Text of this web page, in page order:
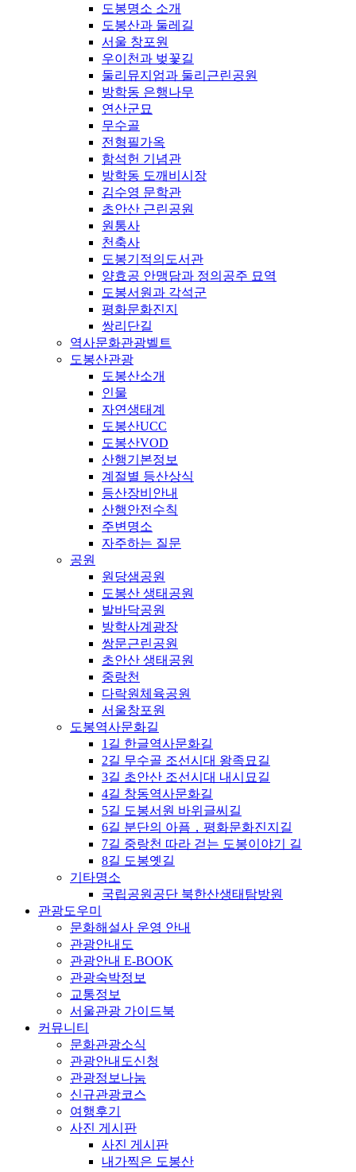
도봉명소 소개
도봉산과 둘레길
서울 창포원
우이천과 벚꽃길
둘리뮤지엄과 둘리근린공원
방학동 은행나무
연산군묘
무수골
전형필가옥
함석헌 기념관
방학동 도깨비시장
김수영 문학관
초안산 근린공원
원통사
천축사
도봉기적의도서관
양효공 안맹담과 정의공주 묘역
도봉서원과 각석군
평화문화진지
쌍리단길
역사문화관광벨트
도봉산관광
도봉산소개
인물
자연생태계
도봉산UCC
도봉산VOD
산행기본정보
계절별 등산상식
등산장비안내
산행안전수칙
주변명소
자주하는 질문
공원
원당샘공원
도봉산 생태공원
발바닥공원
방학사계광장
쌍문근린공원
초안산 생태공원
중랑천
다락원체육공원
서울창포원
도봉역사문화길
1길 한글역사문화길
2길 무수골 조선시대 왕족묘길
3길 초안산 조선시대 내시묘길
4길 창동역사문화길
5길 도봉서원 바위글씨길
6길 분단의 아픔，평화문화진지길
7길 중랑천 따라 걷는 도봉이야기 길
8길 도봉옛길
기타명소
국립공원공단 북한산생태탐방원
관광도우미
문화해설사 운영 안내
관광안내도
관광안내 E-BOOK
관광숙박정보
교통정보
서울관광 가이드북
커뮤니티
문화관광소식
관광안내도신청
관광정보나눔
신규관광코스
여행후기
사진 게시판
사진 게시판
내가찍은 도봉산